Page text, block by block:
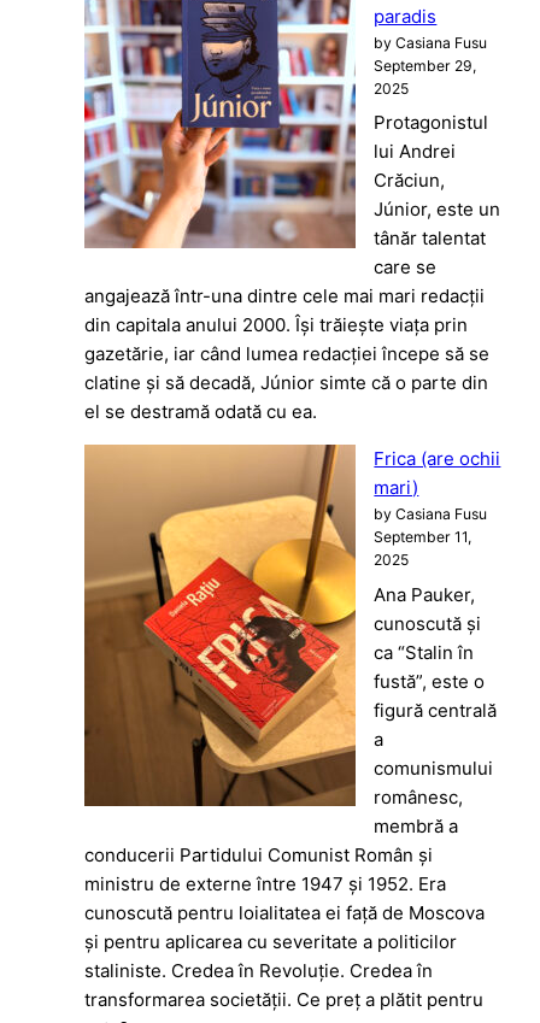
paradis
by Casiana Fusu
September 29,
2025
Protagonistul
lui Andrei
Crăciun,
Júnior, este un
tânăr talentat
care se
angajează într-una dintre cele mai mari redacții
din capitala anului 2000. Își trăiește viața prin
gazetărie, iar când lumea redacției începe să se
clatine și să decadă, Júnior simte că o parte din
el se destramă odată cu ea.
Frica (are ochii
mari)
by Casiana Fusu
September 11,
2025
Ana Pauker,
cunoscută și
ca “Stalin în
fustă”, este o
figură centrală
a
comunismului
românesc,
membră a
conducerii Partidului Comunist Român și
ministru de externe între 1947 și 1952. Era
cunoscută pentru loialitatea ei față de Moscova
și pentru aplicarea cu severitate a politicilor
staliniste. Credea în Revoluție. Credea în
transformarea societății. Ce preț a plătit pentru